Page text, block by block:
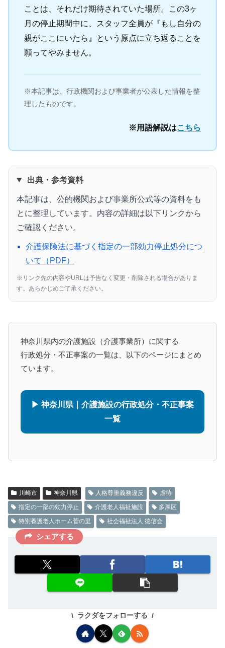
ことは、それだけ期待されていた場所。この3ヶ
月の停止期間中に、スタッフ全員が『もし自分の
親がここにいたら』という原点に立ち返ることを
願ってやみません。
※本記事は、行政機関および事業者が公表した情報を整
理したものです。
※用語解説はこちら
出典・参考資料
本記事は、公的機関および事業所公式等の資料をも
とに整理しています。内容の詳細は以下リンクから
ご確認ください。
介護保険法に基づく指定の一部効力停止処分につ
いて（PDF）
※リンク先の内容やURLは予告なく変更・削除される場合がありま
す。あらかじめご了承ください。
神奈川県内の介護施設（介護事業所）に関する
行政処分・不正事案の一覧は、以下のページにまとめ
ています。
▶ 神奈川県｜介護施設の行政処分・不正事案
一覧
川崎市 神奈川県 人格尊重義務違反
虐待
指定の一部の効力停止
介護老人福祉施設
多摩区
特別養護老人ホーム菅の里
社会福祉法人 徳信会
シェアする
ラクダをフォローする